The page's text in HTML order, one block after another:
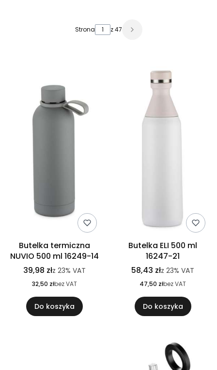
Strona z 47
Butelka termiczna
NUVIO 500 ml 16249-14
39,98 złz 23% VAT
32,50 złbez VAT
Do koszyka
Butelka ELI 500 ml
16247-21
58,43 złz 23% VAT
47,50 złbez VAT
Do koszyka